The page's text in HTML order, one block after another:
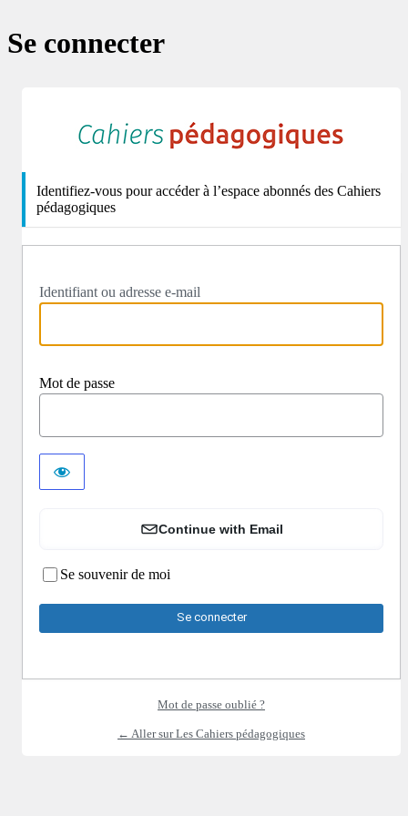
Se connecter
Identifiez-vous pour accéder à l’espace abonnés des Cahiers
pédagogiques
Identifiant ou adresse e-mail
Mot de passe
Continue with Email
Se souvenir de moi
Mot de passe oublié ?
← Aller sur Les Cahiers pédagogiques